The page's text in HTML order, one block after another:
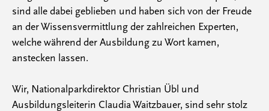
sind alle dabei geblieben und haben sich von der Freude
an der Wissensvermittlung der zahlreichen Experten,
welche während der Ausbildung zu Wort kamen,
anstecken lassen.
Wir, Nationalparkdirektor Christian Übl und
Ausbildungsleiterin Claudia Waitzbauer, sind sehr stolz